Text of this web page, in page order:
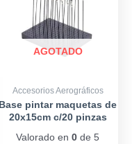
AGOTADO
Accesorios Aerográficos
Base pintar maquetas de
20x15cm c/20 pinzas
Valorado en0 de 5